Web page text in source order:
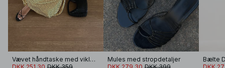
Vævet håndtaske med viklet hank
Mules med stropdetaljer